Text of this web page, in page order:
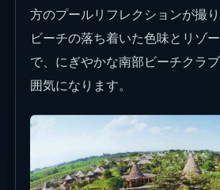
方のプールリフレクションが撮
ビーチの落ち着いた色味とリゾ
で、にぎやかな南部ビーチクラ
囲気になります。